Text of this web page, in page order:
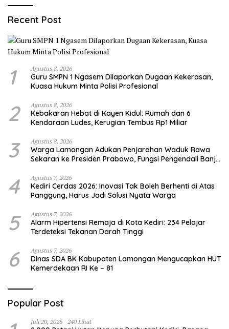
Recent Post
1 Agustus 8, 2026
Guru SMPN 1 Ngasem Dilaporkan Dugaan Kekerasan,
Kuasa Hukum Minta Polisi Profesional
2 Agustus 8, 2026
Kebakaran Hebat di Kayen Kidul: Rumah dan 6
Kendaraan Ludes, Kerugian Tembus Rp1 Miliar
3 Agustus 8, 2026
Warga Lamongan Adukan Penjarahan Waduk Rawa
Sekaran ke Presiden Prabowo, Fungsi Pengendali Banjir
4 Agustus 7, 2026
Kediri Cerdas 2026: Inovasi Tak Boleh Berhenti di Atas
Panggung, Harus Jadi Solusi Nyata Warga
5 Agustus 7, 2026
Alarm Hipertensi Remaja di Kota Kediri: 234 Pelajar
Terdeteksi Tekanan Darah Tinggi
6 Agustus 7, 2026
Dinas SDA BK Kabupaten Lamongan Mengucapkan HUT
Kemerdekaan RI Ke – 81
Popular Post
Juli 20, 2026 240 Lihat